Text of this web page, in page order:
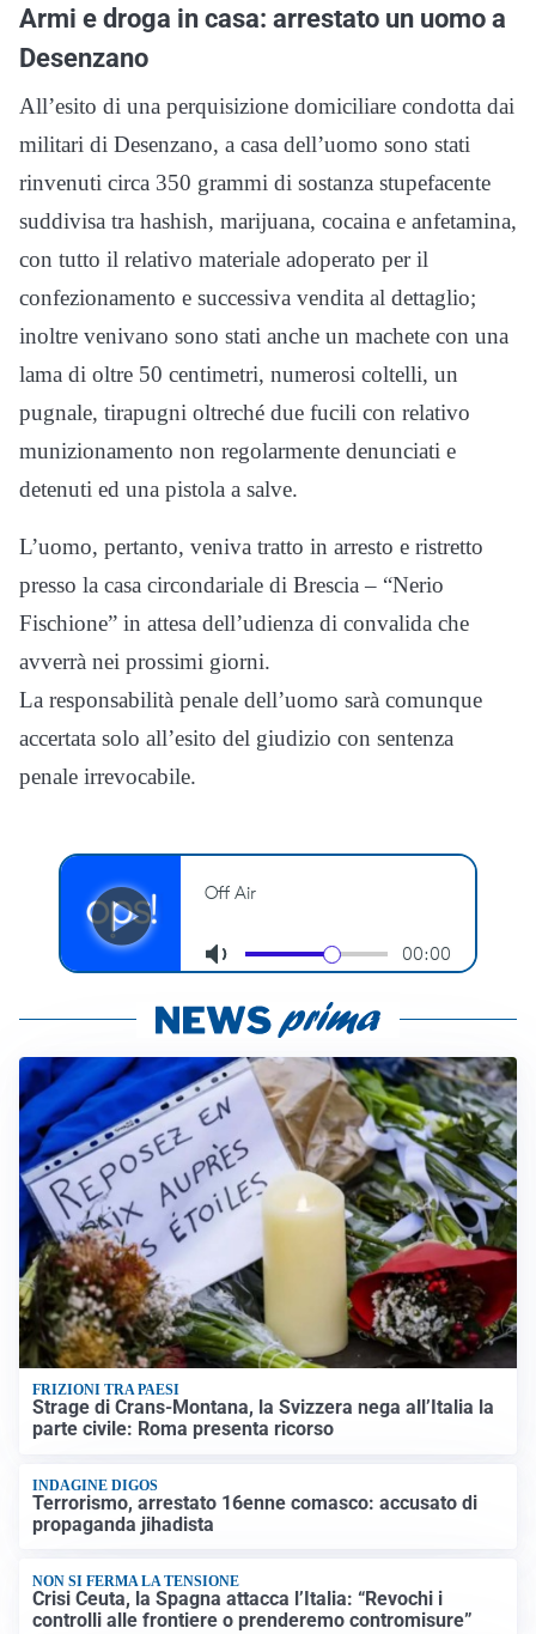
Armi e droga in casa: arrestato un uomo a
Desenzano
All’esito di una perquisizione domiciliare condotta dai
militari di Desenzano, a casa dell’uomo sono stati
rinvenuti circa 350 grammi di sostanza stupefacente
suddivisa tra hashish, marijuana, cocaina e anfetamina,
con tutto il relativo materiale adoperato per il
confezionamento e successiva vendita al dettaglio;
inoltre venivano sono stati anche un machete con una
lama di oltre 50 centimetri, numerosi coltelli, un
pugnale, tirapugni oltreché due fucili con relativo
munizionamento non regolarmente denunciati e
detenuti ed una pistola a salve.
L’uomo, pertanto, veniva tratto in arresto e ristretto
presso la casa circondariale di Brescia – “Nerio
Fischione” in attesa dell’udienza di convalida che
avverrà nei prossimi giorni.
La responsabilità penale dell’uomo sarà comunque
accertata solo all’esito del giudizio con sentenza
penale irrevocabile.
FRIZIONI TRA PAESI
Strage di Crans-Montana, la Svizzera nega all’Italia la
parte civile: Roma presenta ricorso
INDAGINE DIGOS
Terrorismo, arrestato 16enne comasco: accusato di
propaganda jihadista
NON SI FERMA LA TENSIONE
Crisi Ceuta, la Spagna attacca l’Italia: “Revochi i
controlli alle frontiere o prenderemo contromisure”